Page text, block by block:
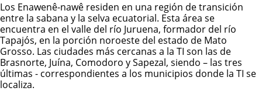
Los Enawenê-nawê residen en una región de transición
entre la sabana y la selva ecuatorial. Esta área se
encuentra en el valle del río Juruena, formador del río
Tapajós, en la porción noroeste del estado de Mato
Grosso. Las ciudades más cercanas a la TI son las de
Brasnorte, Juína, Comodoro y Sapezal, siendo – las tres
últimas - correspondientes a los municipios donde la TI se
localiza.